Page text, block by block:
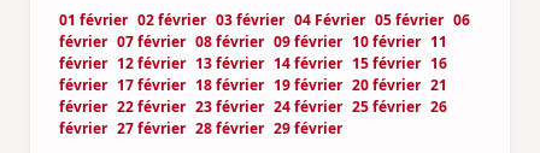
01 février 02 février 03 février 04 Février 05 février 06
février 07 février 08 février 09 février 10 février 11
février 12 février 13 février 14 février 15 février 16
février 17 février 18 février 19 février 20 février 21
février 22 février 23 février 24 février 25 février 26
février 27 février 28 février 29 février